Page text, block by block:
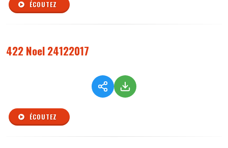
ÉCOUTEZ
422 Noel 24122017
ÉCOUTEZ